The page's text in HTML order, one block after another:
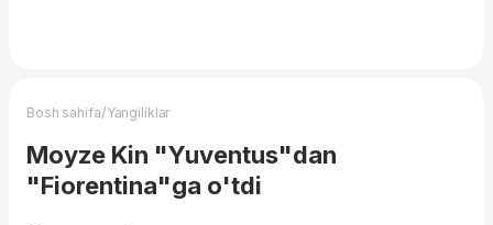
Bosh sahifa/Yangiliklar
Moyze Kin "Yuventus"dan
"Fiorentina"ga o'tdi